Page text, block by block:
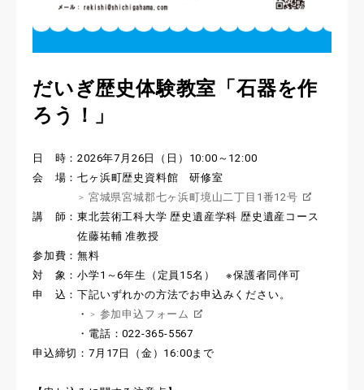
だいぎ歴史体験教室「石器を作
ろう！」
日 時：2026年7月26日（日）10:00～12:00
会 場：七ヶ浜町歴史資料館 研修室
宮城県宮城郡七ヶ浜町境山二丁目1番12号
講 師：東北芸術工科大学 歴史遺産学科 歴史遺産コース
佐藤祐輔 准教授
参加費：無料
対 象：小学1～6年生（定員15名） ※保護者同伴可
申 込：下記いずれかの方法でお申込みください。
・
参加申込フォーム
・電話：022-365-5567
申込締切：7月17日（金）16:00まで